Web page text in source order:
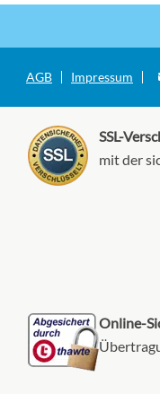
AGB Impressum
SSL-
mit der
Online-